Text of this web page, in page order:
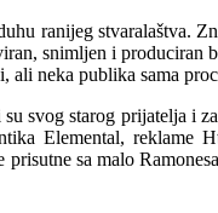
ranijeg stvaralaštva.
snimljen i produciran
ali neka publika sama
svog starog prijatelja i
Elemental, reklame
sa malo